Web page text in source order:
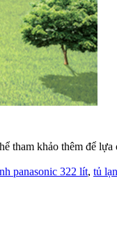
tham khảo thêm để
panasonic 322 lít, tủ